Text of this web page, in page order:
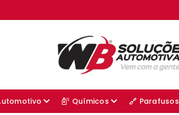
Químicos Parafusos